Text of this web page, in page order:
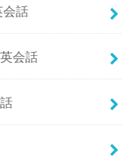
会話
会話